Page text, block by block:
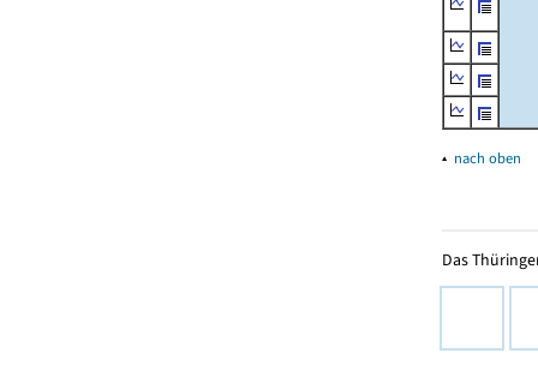
▴ nach oben
Das